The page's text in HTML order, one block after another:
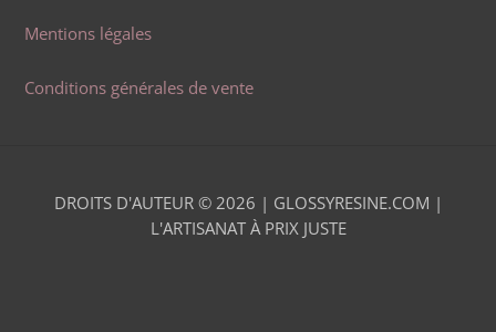
Mentions légales
Conditions générales de vente
DROITS D'AUTEUR © 2026 | GLOSSYRESINE.COM |
L'ARTISANAT À PRIX JUSTE